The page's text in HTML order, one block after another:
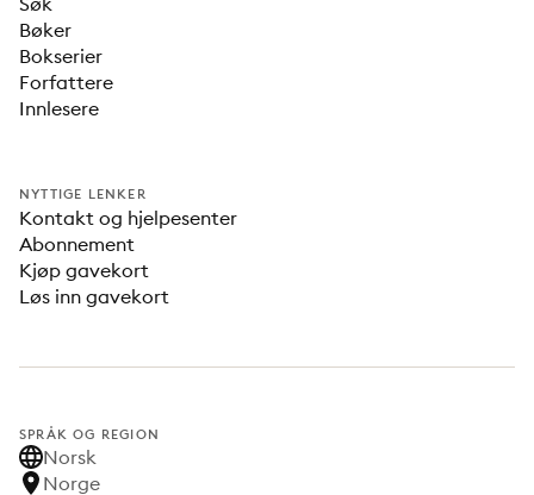
Bøker
Bokserier
Forfattere
Innlesere
NYTTIGE LENKER
Kontakt og hjelpesenter
Abonnement
Kjøp gavekort
Løs inn gavekort
SPRÅK OG REGION
Norsk
Norge